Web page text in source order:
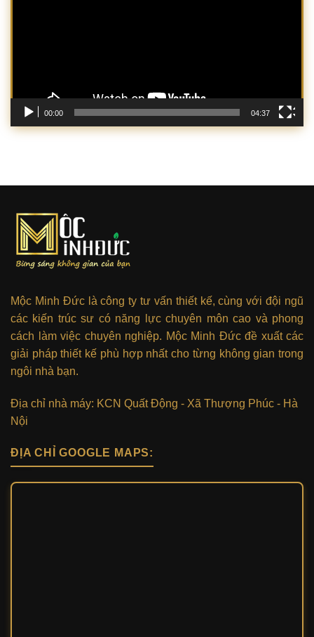
00:00 04:37
Mộc Minh Đức là công ty tư vấn thiết kế, cùng với đội ngũ
các kiến trúc sư có năng lực chuyên môn cao và phong
cách làm việc chuyên nghiệp. Mộc Minh Đức đề xuất các
giải pháp thiết kế phù hợp nhất cho từng không gian trong
ngôi nhà bạn.
Địa chỉ nhà máy: KCN Quất Động - Xã Thượng Phúc - Hà
Nội
ĐỊA CHỈ GOOGLE MAPS: